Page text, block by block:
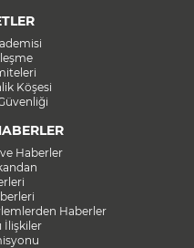
Köşesi
Haberler
Haberler
İlişkiler